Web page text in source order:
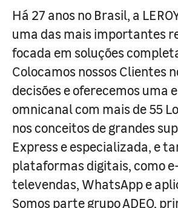
Há 27 anos no Brasil, a
uma das mais importantes
focada em soluções
Colocamos nossos Clientes
decisões e oferecemos uma
omnicanal com mais de 55
nos conceitos de grandes
Express e especializada, e
plataformas digitais, como
televendas, WhatsApp e
Somos parte grupo ADEO,